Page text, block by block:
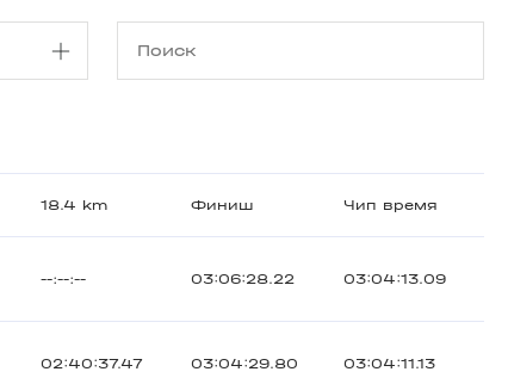
18.4 km Финиш Чип время
--:--:-- 03:06:28.22 03:04:13.09
02:40:37.47 03:04:29.80 03:04:11.13